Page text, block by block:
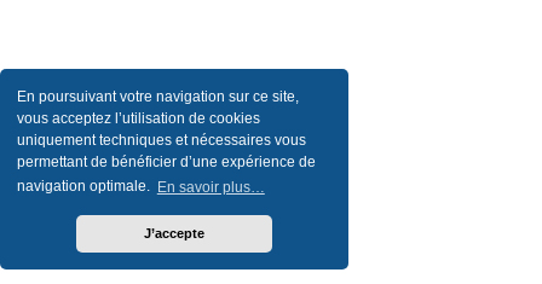
En poursuivant votre navigation sur ce site,
vous acceptez l’utilisation de cookies
uniquement techniques et nécessaires vous
permettant de bénéficier d’une expérience de
navigation optimale. En savoir plus…
J’accepte